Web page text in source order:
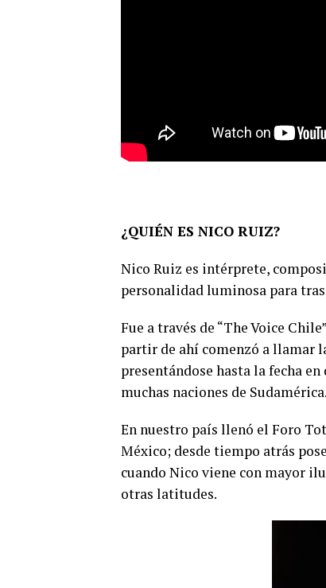
¿QUIÉN ES NICO RUIZ?
Nico Ruiz es intérprete,
personalidad luminosa para
Fue a través de “The Voice
partir de ahí comenzó a llamar
presentándose hasta la fecha
muchas naciones de Sudamérica.
En nuestro país llenó el Foro
México; desde tiempo atrás
cuando Nico viene con mayor
otras latitudes.